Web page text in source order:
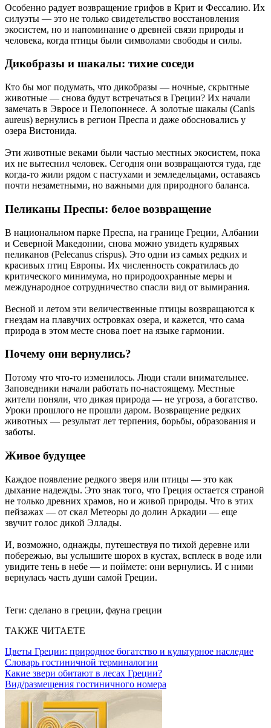
Особенно радует возвращение грифов в Крит и Фессалию. Их
силуэты — это не только свидетельство восстановления
экосистем, но и напоминание о древней связи природы и
человека, когда птицы были символами свободы и силы.
Дикобразы и шакалы: тихие соседи
Кто бы мог подумать, что дикобразы — ночные, скрытные
животные — снова будут встречаться в Греции? Их начали
замечать в Эвросе и Пелопоннесе. А золотые шакалы (Canis
aureus) вернулись в регион Преспа и даже обосновались у
озера Вистонида.
Эти животные веками были частью местных экосистем, пока
их не вытеснил человек. Сегодня они возвращаются туда, где
когда-то жили рядом с пастухами и земледельцами, оставаясь
почти незаметными, но важными для природного баланса.
Пеликаны Преспы: белое возвращение
В национальном парке Преспа, на границе Греции, Албании
и Северной Македонии, снова можно увидеть кудрявых
пеликанов (Pelecanus crispus). Это одни из самых редких и
красивых птиц Европы. Их численность сократилась до
критического минимума, но природоохранные меры и
международное сотрудничество спасли вид от вымирания.
Весной и летом эти величественные птицы возвращаются к
гнездам на плавучих островках озера, и кажется, что сама
природа в этом месте снова поет на языке гармонии.
Почему они вернулись?
Потому что что-то изменилось. Люди стали внимательнее.
Заповедники начали работать по-настоящему. Местные
жители поняли, что дикая природа — не угроза, а богатство.
Уроки прошлого не прошли даром. Возвращение редких
животных — результат лет терпения, борьбы, образования и
заботы.
Живое будущее
Каждое появление редкого зверя или птицы — это как
дыхание надежды. Это знак того, что Греция остается страной
не только древних храмов, но и живой природы. Что в этих
пейзажах — от скал Метеоры до долин Аркадии — ещe
звучит голос дикой Эллады.
И, возможно, однажды, путешествуя по тихой деревне или
побережью, вы услышите шорох в кустах, всплеск в воде или
увидите тень в небе — и поймете: они вернулись. И с ними
вернулась часть души самой Греции.
Теги: сделано в греции, фауна греции
ТАКЖЕ ЧИТАЕТЕ
Цветы Греции: природное богатство и культурное наследие
Словарь гостиничной терминалогии
Какие звери обитают в лесах Греции?
Вид/размещения гостиничного номера